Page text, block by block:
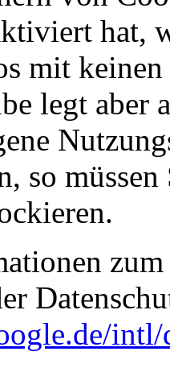
hat,
mit
legt aber
so